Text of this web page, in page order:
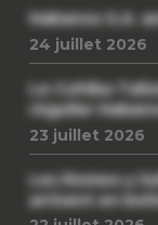
Habanos S.A.
24 juillet 2026
Le Cohiba
régulier
23 juillet 2026
Les Romeo y
arrivent en